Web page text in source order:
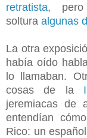
retratista, pero
soltura algunas
La otra
había oído
lo llamaban.
cosas de la
jeremiacas de
entendían
Rico: un